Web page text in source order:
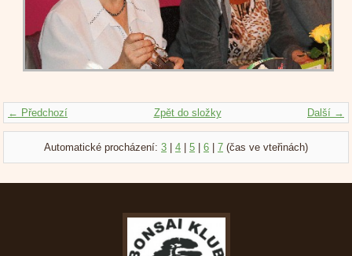
← Předchozí Další →
Zpět do složky
Automatické procházení: 3 4 5 6 7 (čas ve vteřinách)